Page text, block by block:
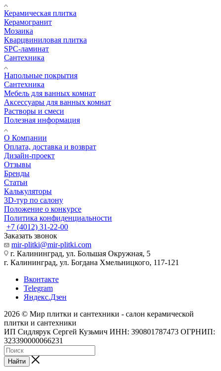
Керамическая плитка
Керамогранит
Мозаика
Кварцвиниловая плитка
SPC-ламинат
Сантехника
Напольные покрытия
Сантехника
Мебель для ванных комнат
Аксессуары для ванных комнат
Растворы и смеси
Полезная информация
О Компании
Оплата, доставка и возврат
Дизайн-проект
Отзывы
Бренды
Статьи
Калькуляторы
3D-тур по салону
Положение о конкурсе
Политика конфиденциальности
+7 (4012) 31-22-00
Заказать звонок
mir-plitki@mir-plitki.com
г. Калининград, ул. Большая Окружная, 5
г. Калининград, ул. Богдана Хмельницкого, 117-121
Вконтакте
Telegram
Яндекс.Дзен
2026 © Мир плитки и сантехники - салон керамической
плитки и сантехники
ИП Сидлярук Сергей Кузьмич ИНН: 390801787473 ОГРНИП:
323390000066231
Найти